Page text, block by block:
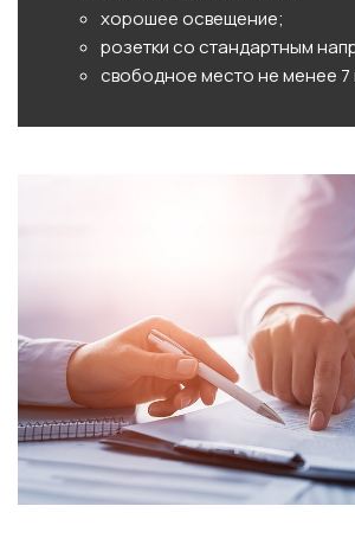
хорошее освещение;
розетки со стандартным
свободное место не менее 7